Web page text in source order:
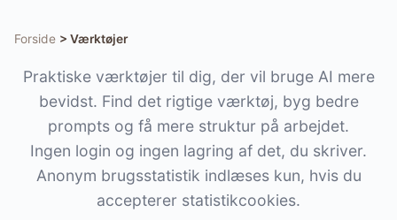
Forside > Værktøjer
Praktiske værktøjer til dig, der vil bruge AI mere
bevidst. Find det rigtige værktøj, byg bedre
prompts og få mere struktur på arbejdet.
Ingen login og ingen lagring af det, du skriver.
Anonym brugsstatistik indlæses kun, hvis du
accepterer statistikcookies.